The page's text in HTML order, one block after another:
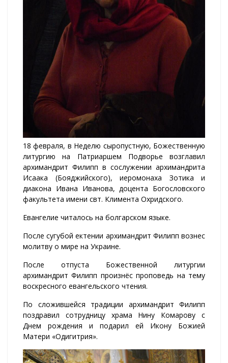
18 февраля, в Неделю сыропустную, Божественную
литургию на Патриаршем Подворье возглавил
архимандрит Филипп в сослужении архимандрита
Исаака (Бояджийского), иеромонаха Зотика и
диакона Ивана Иванова, доцента Богословского
факультета имени свт. Климента Охридского.
Евангелие читалось на болгарском языке.
После сугубой ектении архимандрит Филипп вознес
молитву о мире на Украине.
После отпуста Божественной литургии
архимандрит Филипп произнёс проповедь на тему
воскресного евангельского чтения.
По сложившейся традиции архимандрит Филипп
поздравил сотрудницу храма Нину Комарову с
Днем рождения и подарил ей Икону Божией
Матери «Одигитрия».